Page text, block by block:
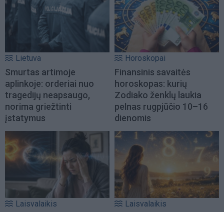
Lietuva
Smurtas artimoje
aplinkoje: orderiai nuo
tragedijų neapsaugo,
norima griežtinti
įstatymus
Horoskopai
Finansinis savaitės
horoskopas: kurių
Zodiako ženklų laukia
pelnas rugpjūčio 10–16
dienomis
Laisvalaikis Laisvalaikis